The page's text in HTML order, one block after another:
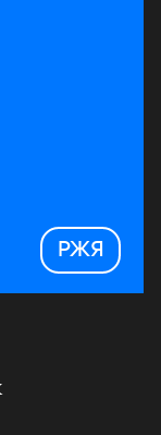
РЖЯ